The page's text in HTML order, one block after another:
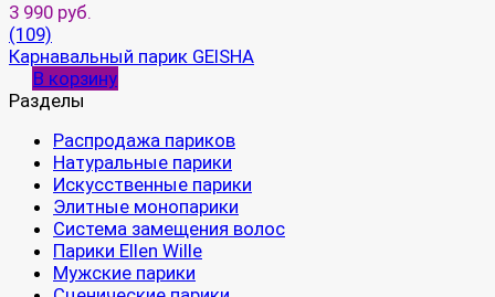
3 990 руб.
(109)
Карнавальный парик GEISHA
В корзину
Разделы
Распродажа париков
Натуральные парики
Искусственные парики
Элитные монопарики
Система замещения волос
Парики Ellen Wille
Мужские парики